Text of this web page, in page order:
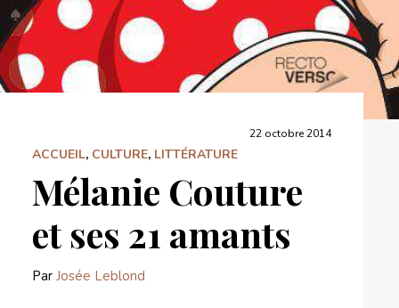
22 octobre 2014
ACCUEIL, CULTURE, LITTÉRATURE
Mélanie Couture
et ses 21 amants
Par Josée Leblond